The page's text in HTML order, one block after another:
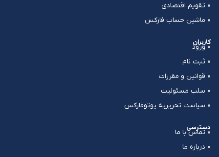
تقویم اقتصادی
ماشین حساب فارکس
کاربران
ورود
ثبت نام
قوانین و مقررات
سلب مسئولیت
سیاست تحریریه یوتوفارکس
دسترسی
تماس با ما
درباره ما